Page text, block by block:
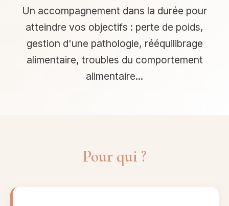
Un accompagnement dans la durée pour
atteindre vos objectifs : perte de poids,
gestion d'une pathologie, rééquilibrage
alimentaire, troubles du comportement
alimentaire...
Pour qui ?